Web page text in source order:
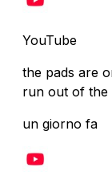
YouTube
the pads are
run out of the
un giorno fa